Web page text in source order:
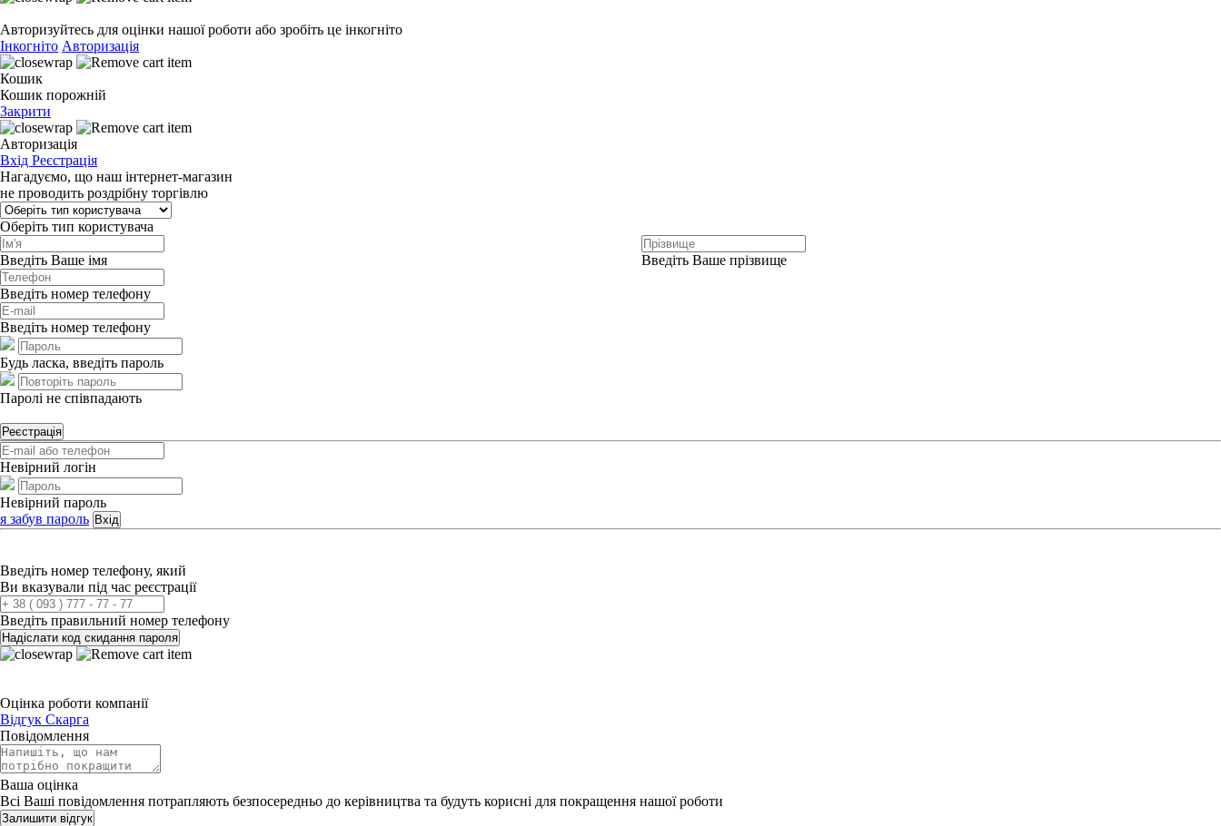
Авторизуйтесь для оцінки нашої роботи або зробіть це інкогніто
Інкогніто Авторизація
Кошик
Кошик порожній
Закрити
Авторизація
Вхід Реєстрація
Нагадуємо, що наш інтернет-магазин
не проводить роздрібну торгівлю
Оберіть тип користувача
Введіть Ваше імя Введіть Ваше прізвище
Введіть номер телефону
Введіть номер телефону
Будь ласка, введіть пароль
Паролі не співпадають
Реєстрація
Невірний логін
Невірний пароль
я забув пароль Вхід
Введіть номер телефону, який
Ви вказували під час реєстрації
Введіть правильний номер телефону
Надіслати код скидання пароля
Оцінка роботи компанії
Відгук Скарга
Повідомлення
Ваша оцінка
Всі Ваші повідомлення потрапляють безпосередньо до керівництва та будуть корисні для покращення нашої роботи
Залишити відгук